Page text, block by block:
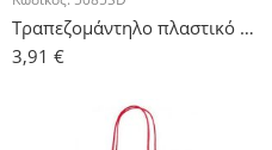
Τραπεζομάντηλο πλαστικό Μπλέ 1.37m x 2.74m
3,91 €